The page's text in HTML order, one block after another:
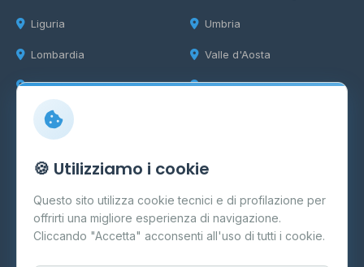
Liguria
Lombardia
Marche
Umbria
Valle d'Aosta
Veneto
Info
Cos'è il GPL
FAQ
Contatti
🍪 Utilizziamo i cookie
Questo sito utilizza cookie tecnici e di profilazione per
offrirti una migliore esperienza di navigazione.
Cliccando "Accetta" acconsenti all'uso di tutti i cookie.